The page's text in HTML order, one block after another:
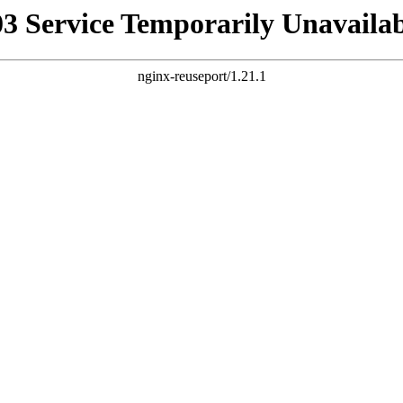
Service Temporarily
nginx-reuseport/1.21.1